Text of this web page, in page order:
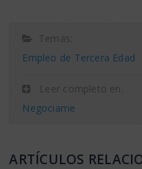
Temas:
Empleo de Tercera Edad
Leer completo en:
Negociame
ARTÍCULOS